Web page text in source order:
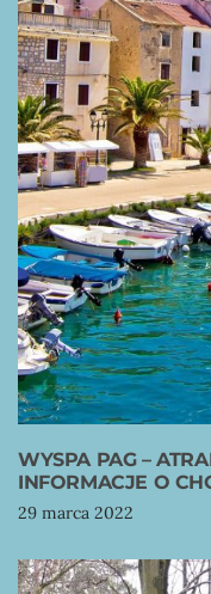
WYSPA PAG –
INFORMACJE O
29 marca 2022